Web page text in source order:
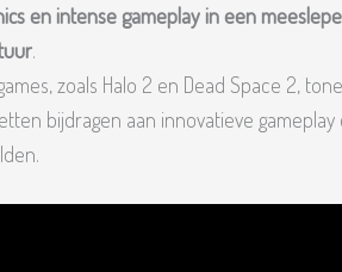
en intense gameplay in een
.
zoals Halo 2 en Dead Space 2,
bijdragen aan innovatieve